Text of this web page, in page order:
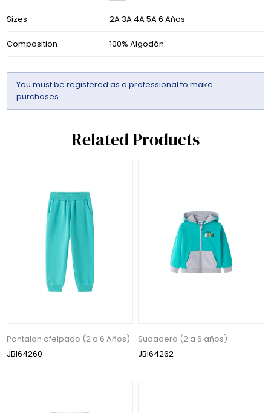
Sizes 2A 3A 4A 5A 6 Años
Composition 100% Algodón
You must beregistered as a professional to make
purchases
Related Products
Pantalon afelpado (2 a 6 Años)
JBI64260
Sudadera (2 a 6 años)
JBI64262